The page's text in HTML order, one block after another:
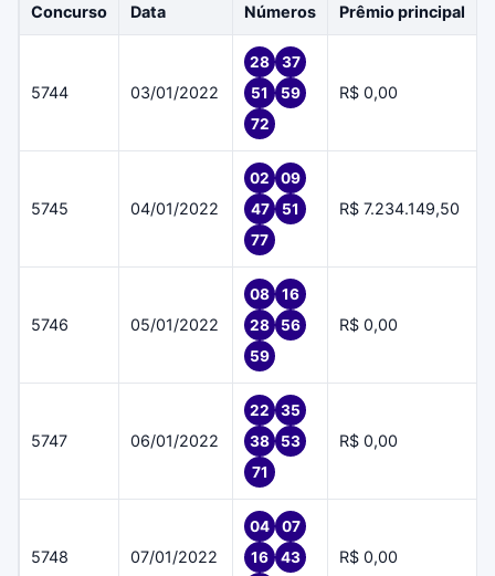
Concurso Data Números Prêmio principal
5744 03/01/2022
28
37
51
59
72
R$ 0,00
5745 04/01/2022
02
09
47
51
77
R$ 7.234.149,50
5746 05/01/2022
08
16
28
56
59
R$ 0,00
5747 06/01/2022
22
35
38
53
71
R$ 0,00
5748 07/01/2022
04
07
16
43
R$ 0,00